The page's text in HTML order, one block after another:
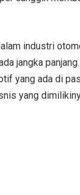
industri
jangka
yang ada di
yang